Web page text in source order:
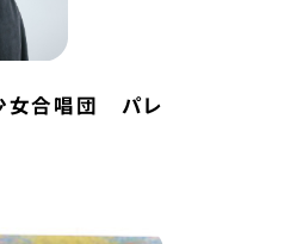
女合唱団 パレ